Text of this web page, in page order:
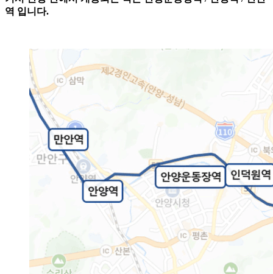
역 입니다.